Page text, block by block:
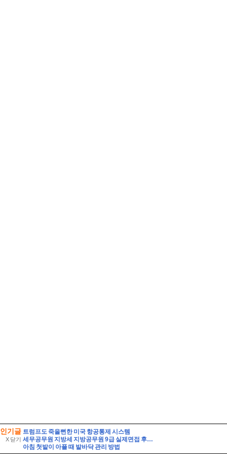
인기글
X 닫기
트럼프도 죽을뻔한 미국 항공통제 시스템
세무공무원 지방세 지방공무원 9급 실제면접 후기] 지방세 9급 지방공무원 면접 (지방공무원 9급 지방세 실제 수험자 8인의 생생한 면접 후기)
아침 첫발이 아플 때 발바닥 관리 방법